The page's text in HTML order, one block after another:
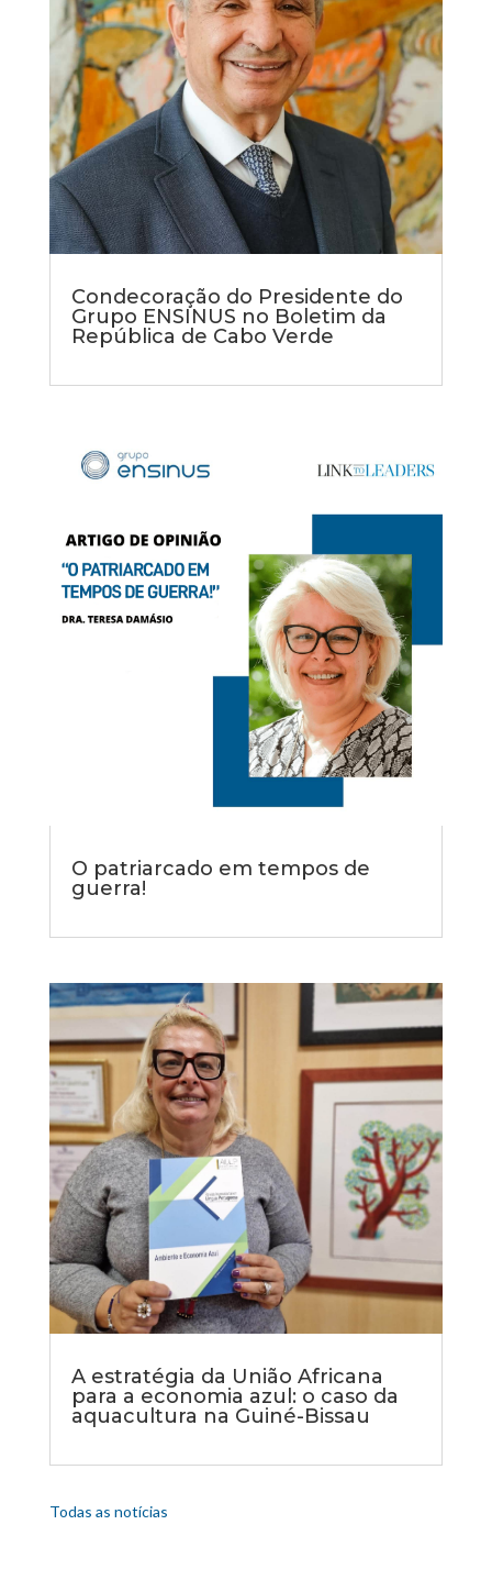
Condecoração do Presidente do
Grupo ENSINUS no Boletim da
República de Cabo Verde
O patriarcado em tempos de
guerra!
A estratégia da União Africana
para a economia azul: o caso da
aquacultura na Guiné-Bissau
Todas as notícias